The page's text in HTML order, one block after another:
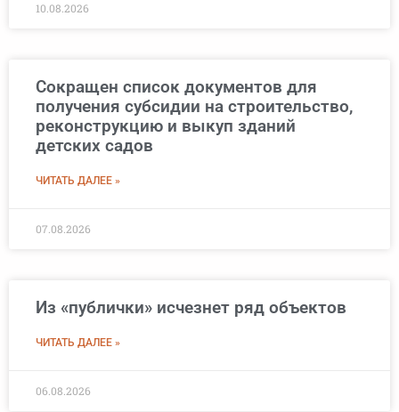
10.08.2026
Сокращен список документов для
получения субсидии на строительство,
реконструкцию и выкуп зданий
детских садов
ЧИТАТЬ ДАЛЕЕ »
07.08.2026
Из «публички» исчезнет ряд объектов
ЧИТАТЬ ДАЛЕЕ »
06.08.2026